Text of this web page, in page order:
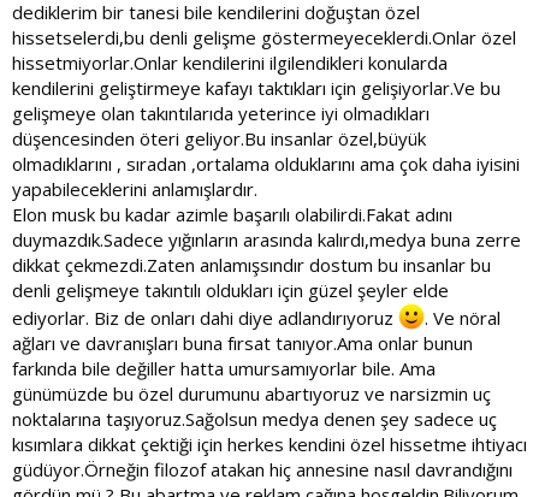
demek istediklerim bunlardı​
Güzel yazınız için teşekkür ederim attığınız videoları
izleyeceğim belki benim düşüncemi değiştirebilir​
dediklerim bir tanesi bile kendilerini doğuştan özel
hissetselerdi,bu denli gelişme göstermeyeceklerdi.Onlar özel
hissetmiyorlar.Onlar kendilerini ilgilendikleri konularda
kendilerini geliştirmeye kafayı taktıkları için gelişiyorlar.Ve bu
gelişmeye olan takıntılarıda yeterince iyi olmadıkları
düşencesinden öteri geliyor.Bu insanlar özel,büyük
olmadıklarını , sıradan ,ortalama olduklarını ama çok daha iyisini
yapabileceklerini anlamışlardır.
Elon musk bu kadar azimle başarılı olabilirdi.Fakat adını
duymazdık.Sadece yığınların arasında kalırdı,medya buna zerre
dikkat çekmezdi.Zaten anlamışsındır dostum bu insanlar bu
denli gelişmeye takıntılı oldukları için güzel şeyler elde
ediyorlar. Biz de onları dahi diye adlandırıyoruz
. Ve nöral
ağları ve davranışları buna fırsat tanıyor.Ama onlar bunun
farkında bile değiller hatta umursamıyorlar bile. Ama
günümüzde bu özel durumunu abartıyoruz ve narsizmin uç
noktalarına taşıyoruz.Sağolsun medya denen şey sadece uç
kısımlara dikkat çektiği için herkes kendini özel hissetme ihtiyacı
güdüyor.Örneğin filozof atakan hiç annesine nasıl davrandığını